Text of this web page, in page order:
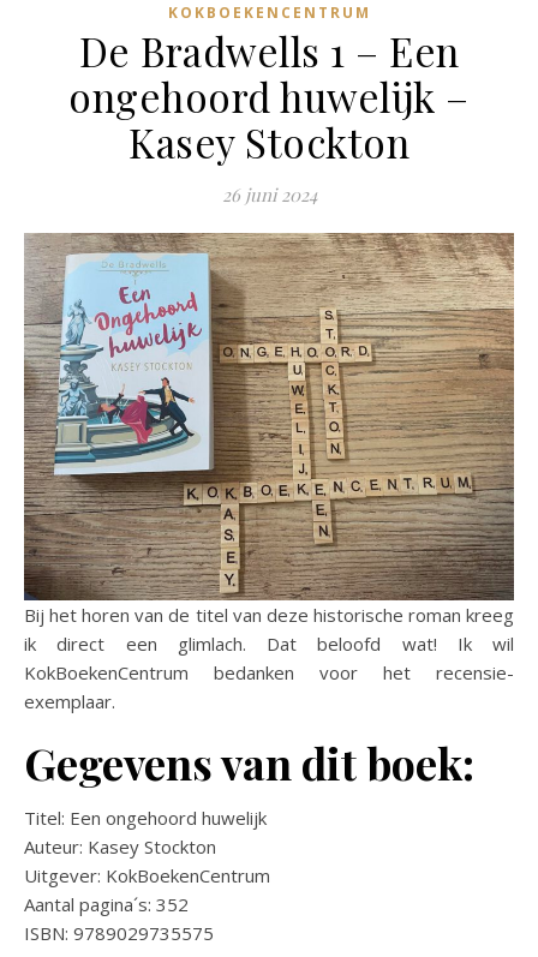
KOKBOEKENCENTRUM
De Bradwells 1 – Een
ongehoord huwelijk –
Kasey Stockton
26 juni 2024
Bij het horen van de titel van deze historische roman kreeg
ik direct een glimlach. Dat beloofd wat! Ik wil
KokBoekenCentrum bedanken voor het recensie-
exemplaar.
Gegevens van dit boek:
Titel: Een ongehoord huwelijk
Auteur: Kasey Stockton
Uitgever: KokBoekenCentrum
Aantal pagina´s: 352
ISBN: 9789029735575